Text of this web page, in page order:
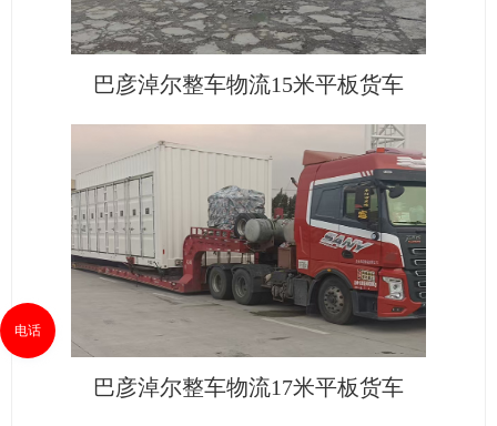
巴彦淖尔整车物流15米平板货车
巴彦淖尔整车物流17米平板货车
电话